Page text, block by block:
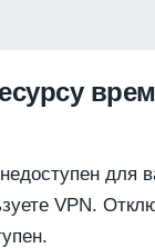
для
VPN.